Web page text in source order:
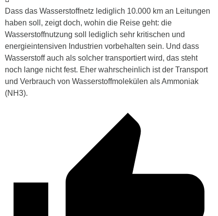
Dass das Wasserstoffnetz lediglich 10.000 km an Leitungen
haben soll, zeigt doch, wohin die Reise geht: die
Wasserstoffnutzung soll lediglich sehr kritischen und
energieintensiven Industrien vorbehalten sein. Und dass
Wasserstoff auch als solcher transportiert wird, das steht
noch lange nicht fest. Eher wahrscheinlich ist der Transport
und Verbrauch von Wasserstoffmolekülen als Ammoniak
(NH3).